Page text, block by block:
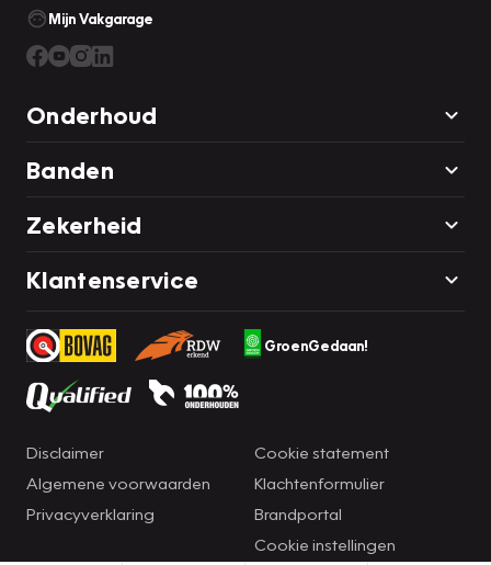
Mijn Vakgarage
Onderhoud
Banden
Zekerheid
Klantenservice
GroenGedaan!
Disclaimer
Algemene voorwaarden
Privacyverklaring
Cookie statement
Klachtenformulier
Brandportal
Cookie instellingen